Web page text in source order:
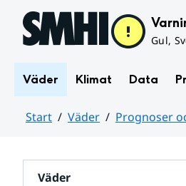
Hoppa till sidans innehåll
Gul,
Väder Klimat Data
Start Väder Prognoser
Väder